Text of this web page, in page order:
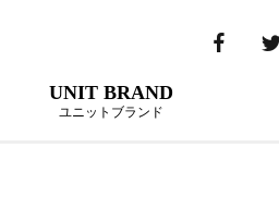
UNIT BRAND
ユニットブランド